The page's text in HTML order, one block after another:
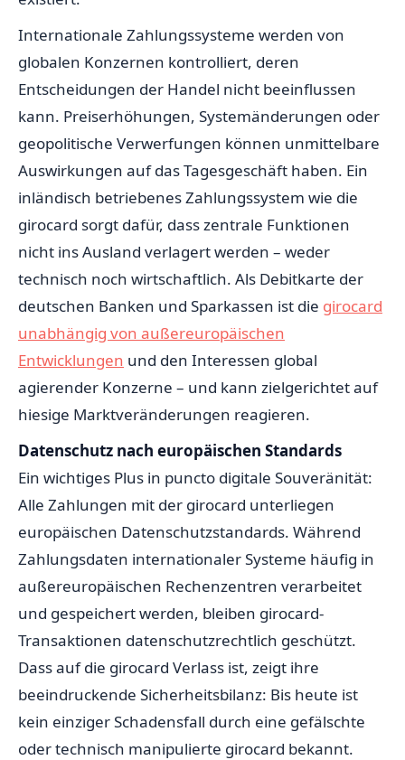
Internationale Zahlungssysteme werden von
globalen Konzernen kontrolliert, deren
Entscheidungen der Handel nicht beeinflussen
kann. Preiserhöhungen, Systemänderungen oder
geopolitische Verwerfungen können unmittelbare
Auswirkungen auf das Tagesgeschäft haben. Ein
inländisch betriebenes Zahlungssystem wie die
girocard sorgt dafür, dass zentrale Funktionen
nicht ins Ausland verlagert werden – weder
technisch noch wirtschaftlich. Als Debitkarte der
deutschen Banken und Sparkassen ist die girocard
unabhängig von außereuropäischen
Entwicklungen und den Interessen global
agierender Konzerne – und kann zielgerichtet auf
hiesige Marktveränderungen reagieren.
Datenschutz nach europäischen Standards
Ein wichtiges Plus in puncto digitale Souveränität:
Alle Zahlungen mit der girocard unterliegen
europäischen Datenschutzstandards. Während
Zahlungsdaten internationaler Systeme häufig in
außereuropäischen Rechenzentren verarbeitet
und gespeichert werden, bleiben girocard-
Transaktionen datenschutzrechtlich geschützt.
Dass auf die girocard Verlass ist, zeigt ihre
beeindruckende Sicherheitsbilanz: Bis heute ist
kein einziger Schadensfall durch eine gefälschte
oder technisch manipulierte girocard bekannt.